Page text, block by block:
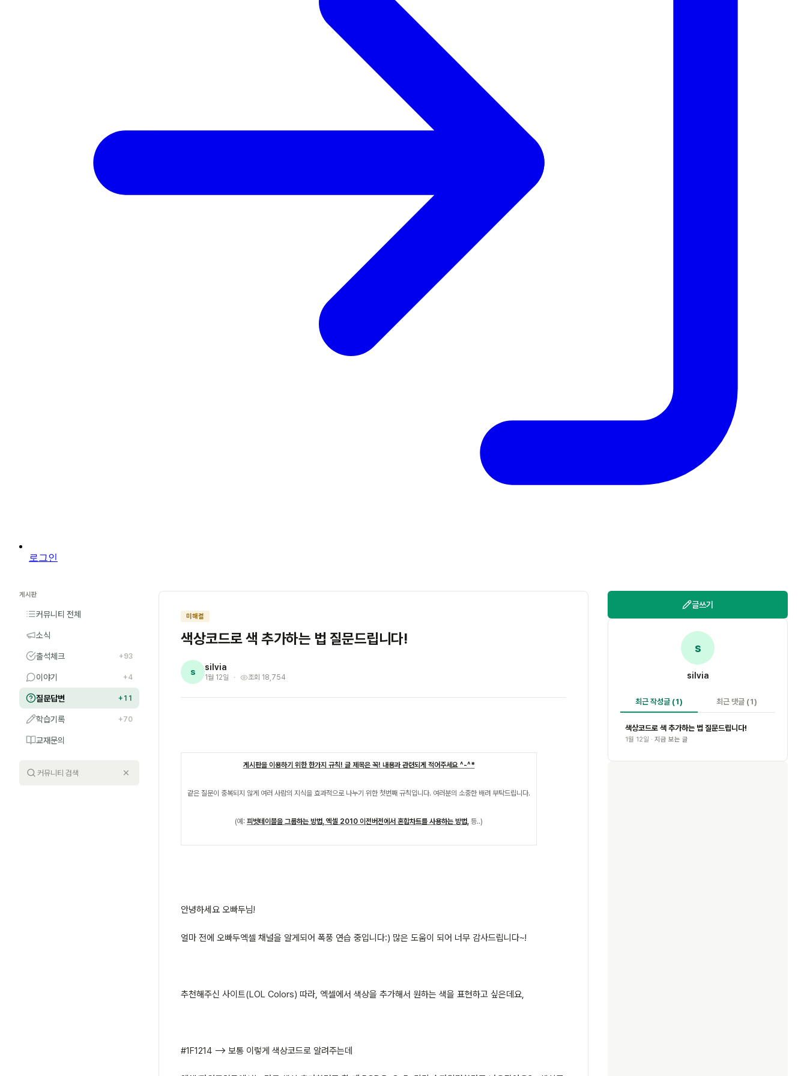
로그인
게시판
커뮤니티 전체
소식
출석체크 +93
이야기 +4
질문답변 +11
학습기록 +70
교재문의
미해결
색상코드로 색 추가하는 법 질문드립니다!
s silvia
1월 12일 조회 18,754
게시판을 이용하기 위한 한가지 규칙! 글 제목은 꼭! 내용과 관련되게 적어주세요 ^-^*
같은 질문이 중복되지 않게 여러 사람의 지식을 효과적으로 나누기 위한 첫번째 규칙입니다. 여러분의 소중한 배려 부탁드립니다.
(예: 피벗테이블을 그룹하는 방법, 엑셀 2010 이전버전에서 혼합차트를 사용하는 방법, 등..)
안녕하세요 오빠두님!
얼마 전에 오빠두엑셀 채널을 알게되어 폭풍 연습 중입니다:) 많은 도움이 되어 너무 감사드립니다~!
추천해주신 사이트(LOL Colors) 따라, 엑셀에서 색상을 추가해서 원하는 색을 표현하고 싶은데요,
#1F1214 --> 보통 이렇게 색상코드로 알려주는데
글쓰기
s
silvia
최근 작성글 (1) 최근 댓글 (1)
색상코드로 색 추가하는 법 질문드립니다!
1월 12일 · 지금 보는 글